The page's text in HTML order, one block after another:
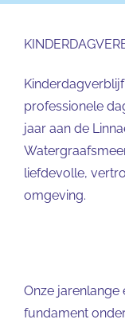
professionele
jaar aan de
liefdevolle,
omgeving.
Onze
fundament